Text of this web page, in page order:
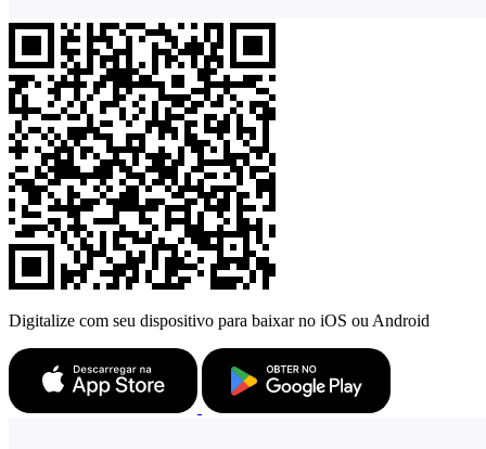
Digitalize com seu dispositivo para baixar no iOS ou Android